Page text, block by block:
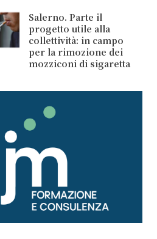
Salerno. Parte il
progetto utile alla
collettività: in campo
per la rimozione dei
mozziconi di sigaretta